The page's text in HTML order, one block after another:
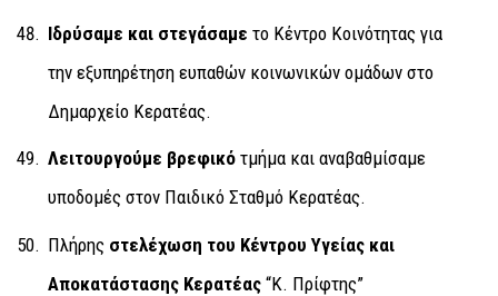
Ιδρύσαμε και στεγάσαμε το Κέντρο Κοινότητας για
την εξυπηρέτηση ευπαθών κοινωνικών ομάδων στο
Δημαρχείο Κερατέας.
Λειτουργούμε βρεφικό τμήμα και αναβαθμίσαμε
υποδομές στον Παιδικό Σταθμό Κερατέας.
Πλήρης στελέχωση του Κέντρου Υγείας και
Αποκατάστασης Κερατέας “Κ. Πρίφτης”